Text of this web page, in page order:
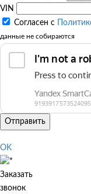
VIN
Согласен с
данные не собираются
Отправить
OK
Заказать
звонок